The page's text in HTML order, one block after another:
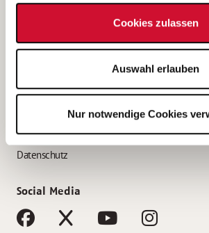
Cookies zulassen
Auswahl erlauben
Nur notwendige Cookies
Bewerbung als Altenpflegehelfer*in
Bewerbung als Erzieher*in
AWO Gliederungen nach Bundesland
Impressum
Datenschutz
Social Media